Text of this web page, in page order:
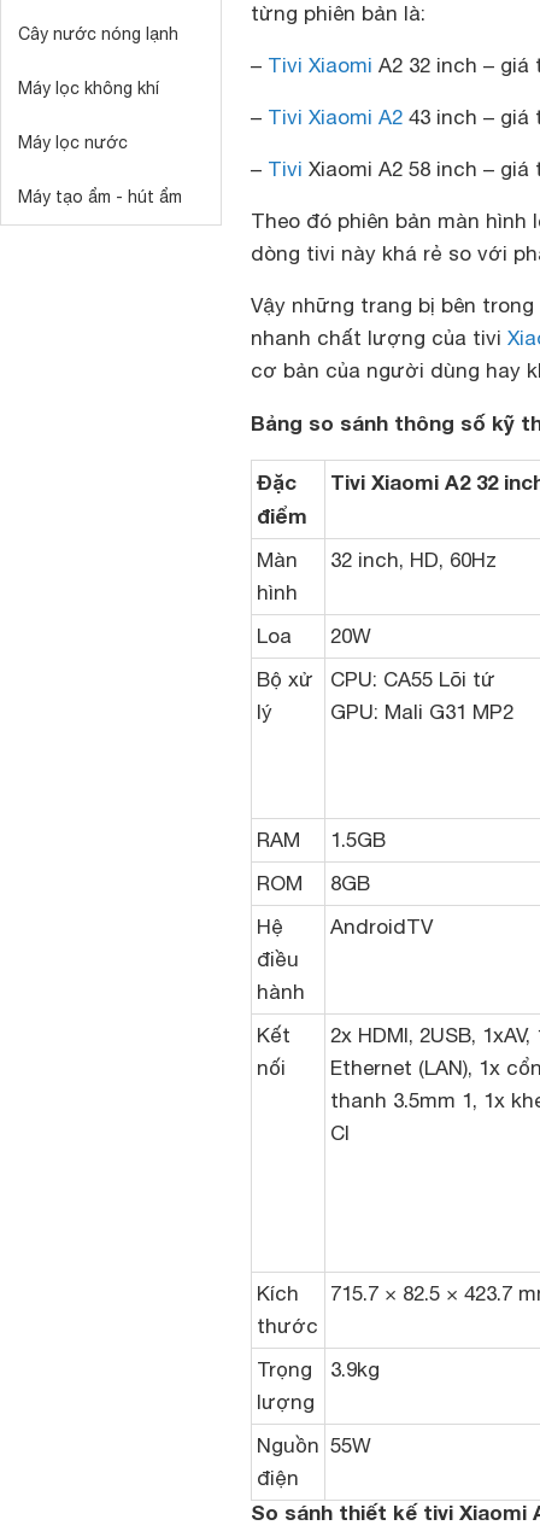
Cây nước nóng lạnh
Máy lọc không khí
Máy lọc nước
Máy tạo ẩm - hút ẩm
từng phiên bản là:
– Tivi Xiaomi A2 32 inch – giá
– Tivi Xiaomi A2 43 inch – giá
– Tivi Xiaomi A2 58 inch – giá
Theo đó phiên bản màn
dòng tivi này khá rẻ so với
Vậy những trang bị bên
nhanh chất lượng của tivi
cơ bản của người dùng hay
Bảng so sánh thông số kỹ
Đặc
điểm
Tivi Xiaomi A2 32
Màn
hình
32 inch, HD, 60Hz
Loa
20W
Bộ xử
lý
CPU: CA55 Lõi tứ
GPU: Mali G31 MP2
RAM
1.5GB
ROM
8GB
Hệ
điều
hành
AndroidTV
Kết
nối
2x HDMI, 2USB, 1xAV,
Ethernet (LAN), 1x
thanh 3.5mm 1, 1x
CI
Kích
thước
715.7 × 82.5 × 423.7
Trọng
lượng
3.9kg
Nguồn
điện
55W
So sánh thiết kế tivi Xiaomi